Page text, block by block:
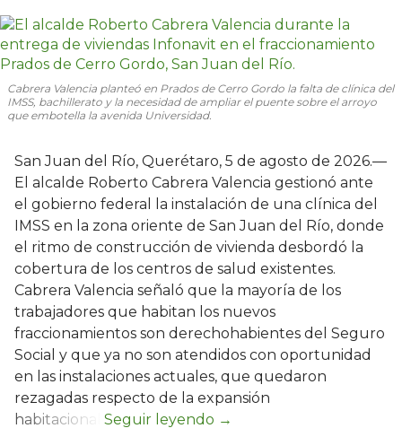
Cabrera Valencia planteó en Prados de Cerro Gordo la falta de clínica del
IMSS, bachillerato y la necesidad de ampliar el puente sobre el arroyo
que embotella la avenida Universidad.
San Juan del Río, Querétaro, 5 de agosto de 2026.—
El alcalde Roberto Cabrera Valencia gestionó ante
el gobierno federal la instalación de una clínica del
IMSS en la zona oriente de San Juan del Río, donde
el ritmo de construcción de vivienda desbordó la
cobertura de los centros de salud existentes.
Cabrera Valencia señaló que la mayoría de los
trabajadores que habitan los nuevos
fraccionamientos son derechohabientes del Seguro
Social y que ya no son atendidos con oportunidad
en las instalaciones actuales, que quedaron
rezagadas respecto de la expansión
habitacional.